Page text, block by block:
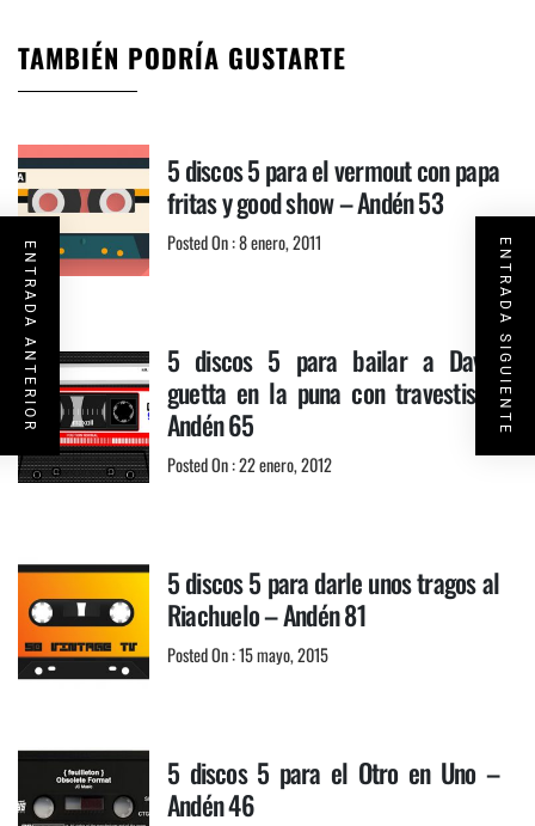
TAMBIÉN PODRÍA GUSTARTE
5 discos 5 para el vermout con papa
fritas y good show – Andén 53
Posted On : 8 enero, 2011
5 discos 5 para bailar a David
guetta en la puna con travestis –
Andén 65
Posted On : 22 enero, 2012
5 discos 5 para darle unos tragos al
Riachuelo – Andén 81
Posted On : 15 mayo, 2015
5 discos 5 para el Otro en Uno –
Andén 46
ENTRADA ANTERIOR ENTRADA SIGUIENTE